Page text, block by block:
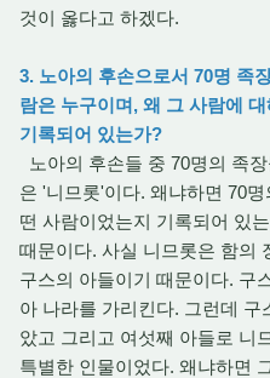
것이 옳다고 하겠다.
3. 노아의 후손으로서 70명 족
람은 누구이며, 왜 그 사람에
기록되어 있는가?
노아의 후손들 중 70명의 족
은 '니므롯'이다. 왜냐하면 70
떤 사람이었는지 기록되어 있
때문이다. 사실 니므롯은 함의
구스의 아들이기 때문이다. 구
아 나라를 가리킨다. 그런데
았고 그리고 여섯째 아들로 니
특별한 인물이었다. 왜냐하면